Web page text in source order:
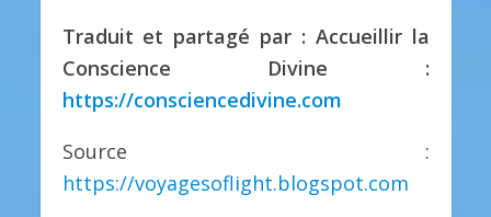
Traduit et partagé par : Accueillir la
Conscience Divine :
https://consciencedivine.com
Source :
https://voyagesoflight.blogspot.com